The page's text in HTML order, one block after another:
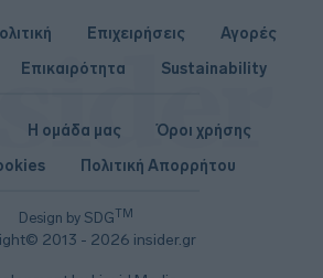
Επιχειρήσεις
Αγορές
Επικαιρότητα Sustainability
Design by SDGTM
2013 - 2026 insider.gr
Η ομάδα μας
Όροι χρήσης
Πολιτική Απορρήτου